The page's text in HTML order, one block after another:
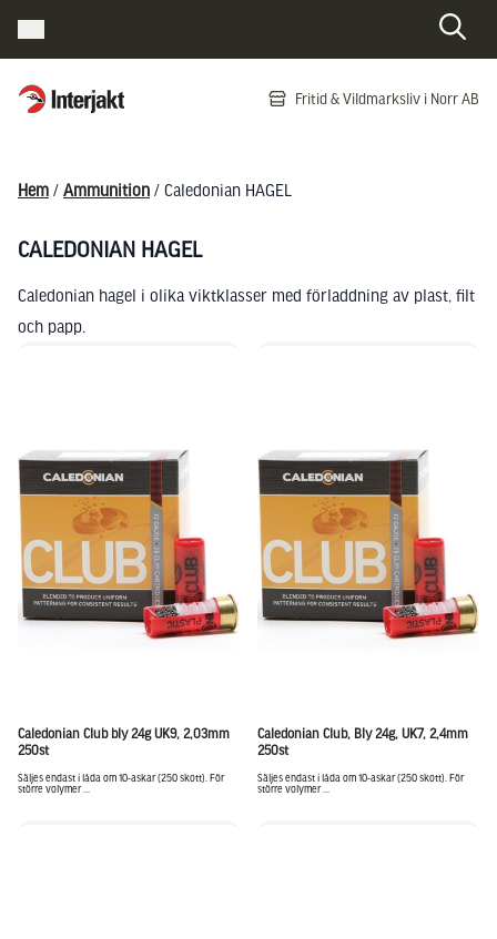
Interjakt SE Fritid & Vildmarksliv i Norr AB
Hem / Ammunition / Caledonian HAGEL
CALEDONIAN HAGEL
Caledonian hagel i olika viktklasser med förladdning av plast, filt
och papp.
Caledonian Club bly 24g UK9, 2,03mm
250st
Säljes endast i låda om 10-askar (250 skott). För
större volymer ...
Caledonian Club, Bly 24g, UK7, 2,4mm
250st
Säljes endast i låda om 10-askar (250 skott). För
större volymer ...